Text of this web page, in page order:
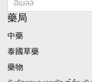
藥局
中藥
泰國草藥
藥物